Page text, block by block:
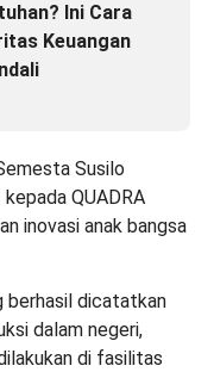
Ini Cara
Keuangan
Susilo
QUADRA
inovasi anak bangsa
berhasil dicatatkan
dalam negeri,
di fasilitas